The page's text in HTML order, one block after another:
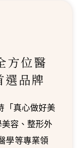
方位醫
選品牌
「真心做好美
容、整形外
學等專業領